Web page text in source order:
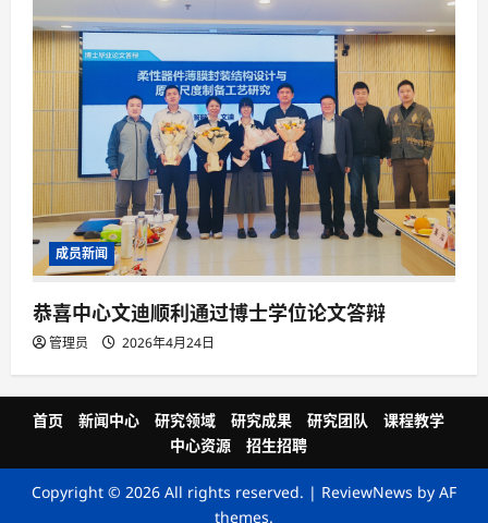
成员新闻
恭喜中心文迪顺利通过博士学位论文答辩
管理员 2026年4月24日
首页 新闻中心 研究领域 研究成果 研究团队
课程教学
中心资源
招生招聘
Copyright © 2026 All rights reserved. | ReviewNews by AF
themes.